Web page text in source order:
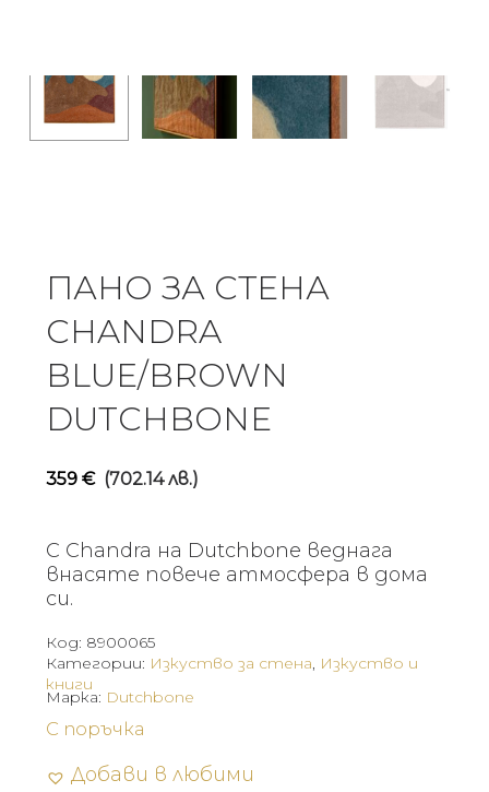
ПАНО ЗА СТЕНА
CHANDRA
BLUE/BROWN
DUTCHBONE
359 € (702.14 лв.)
С Chandra на Dutchbone веднага
внасяте повече атмосфера в дома
си.
Код: 8900065
Категории: Изкуство за стена, Изкуство и
книги
С поръчка
Добави в любими
Марка: Dutchbone